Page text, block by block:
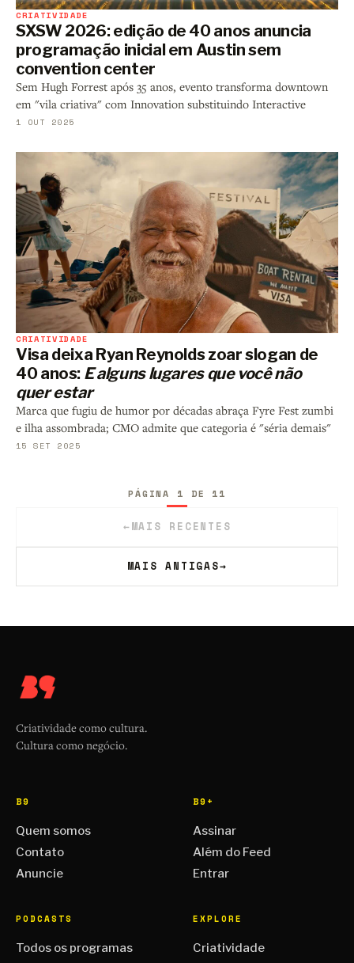
CRIATIVIDADE
SXSW 2026: edição de 40 anos anuncia
programação inicial em Austin sem
convention center
Sem Hugh Forrest após 35 anos, evento transforma downtown
em "vila criativa" com Innovation substituindo Interactive
1 OUT 2025
CRIATIVIDADE
Visa deixa Ryan Reynolds zoar slogan de
40 anos: E alguns lugares que você não
quer estar
Marca que fugiu de humor por décadas abraça Fyre Fest zumbi
e ilha assombrada; CMO admite que categoria é "séria demais"
15 SET 2025
←MAIS RECENTES
PÁGINA 1 DE 11
MAIS ANTIGAS→
Criatividade como cultura.
Cultura como negócio.
B9
Quem somos
Contato
Anuncie
B9+
Assinar
Além do Feed
Entrar
PODCASTS
Todos os programas
EXPLORE
Criatividade